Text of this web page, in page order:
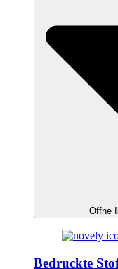
Öffne
Bedruckte